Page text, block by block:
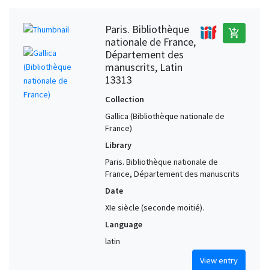
Paris. Bibliothèque
nationale de France,
Département des
manuscrits, Latin
13313
add_shopping_cart
Collection
Gallica (Bibliothèque nationale de
France)
Library
Paris. Bibliothèque nationale de
France, Département des manuscrits
Date
XIe siècle (seconde moitié).
Language
latin
View entry